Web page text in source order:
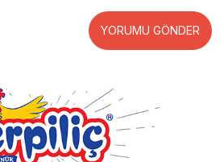
YORUMU GÖNDER